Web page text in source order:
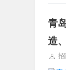
青
造